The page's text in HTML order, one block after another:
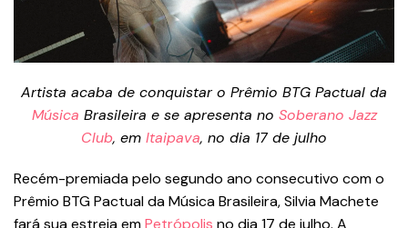
Artista acaba de conquistar o Prêmio BTG Pactual da
Música Brasileira e se apresenta no Soberano Jazz
Club, em Itaipava, no dia 17 de julho
Recém-premiada pelo segundo ano consecutivo com o
Prêmio BTG Pactual da Música Brasileira, Silvia Machete